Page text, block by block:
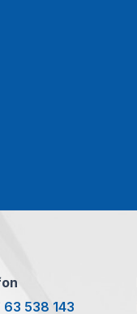
63 538 143